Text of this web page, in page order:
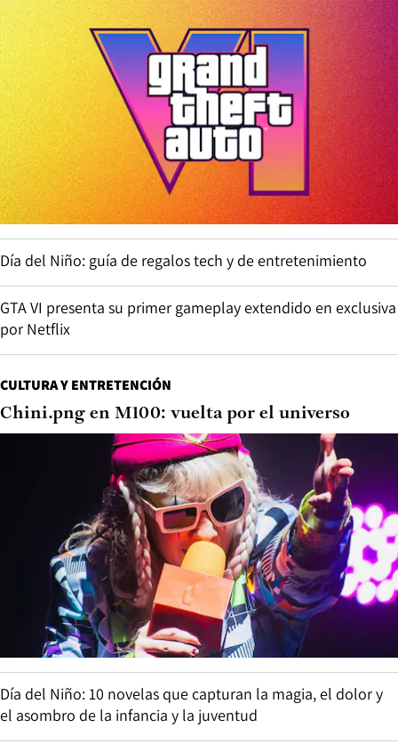
Día del Niño: guía de regalos tech y de entretenimiento
GTA VI presenta su primer gameplay extendido en exclusiva
por Netflix
CULTURA Y ENTRETENCIÓN
Chini.png en M100: vuelta por el universo
Día del Niño: 10 novelas que capturan la magia, el dolor y
el asombro de la infancia y la juventud